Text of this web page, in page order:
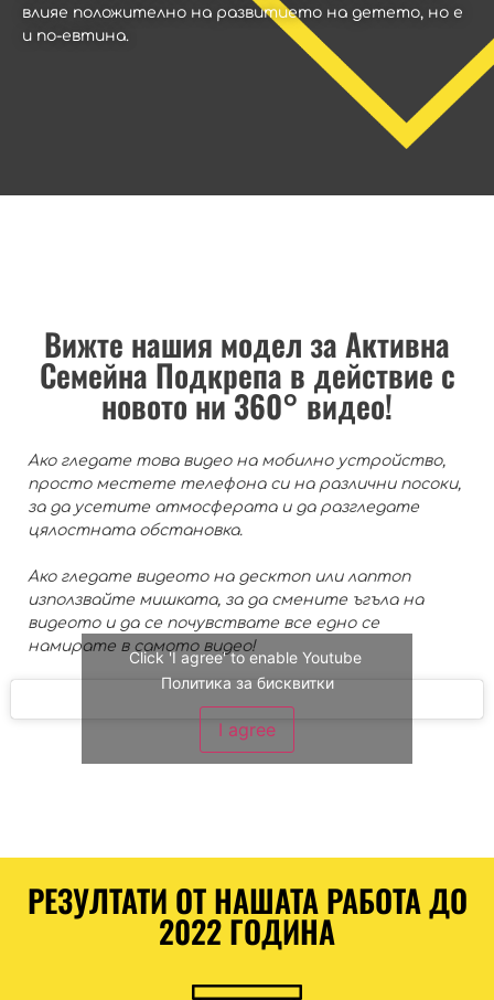
влияе положително на развитието на детето, но е
и по-евтина.
Вижте нашия модел за Активна
Семейна Подкрепа в действие с
новото ни 360° видео!
Ако гледате това видео на мобилно устройство,
просто местете телефона си на различни посоки,
за да усетите атмосферата и да разгледате
цялостната обстановка.
Ако гледате видеото на десктоп или лаптоп
използвайте мишката, за да смените ъгъла на
видеото и да се почувствате все едно се
намирате в самото видео!
Click 'I agree' to enable Youtube
Политика за бисквитки
I agree
РЕЗУЛТАТИ ОТ НАШАТА РАБОТА ДО
2022 ГОДИНА